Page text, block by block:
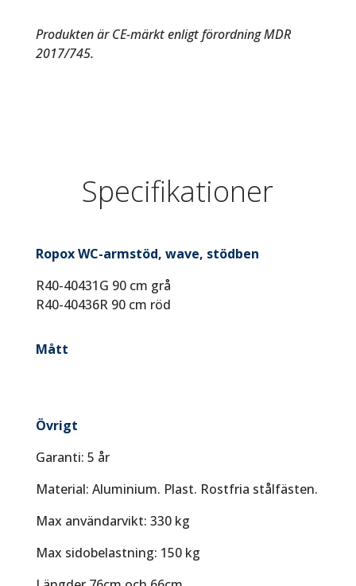
Produkten är CE-märkt enligt förordning MDR
2017/745.
Specifikationer
Ropox WC-armstöd, wave, stödben
R40-40431G 90 cm grå
R40-40436R 90 cm röd
Mått
Övrigt
Garanti: 5 år
Material: Aluminium. Plast. Rostfria stålfästen.
Max användarvikt: 330 kg
Max sidobelastning: 150 kg